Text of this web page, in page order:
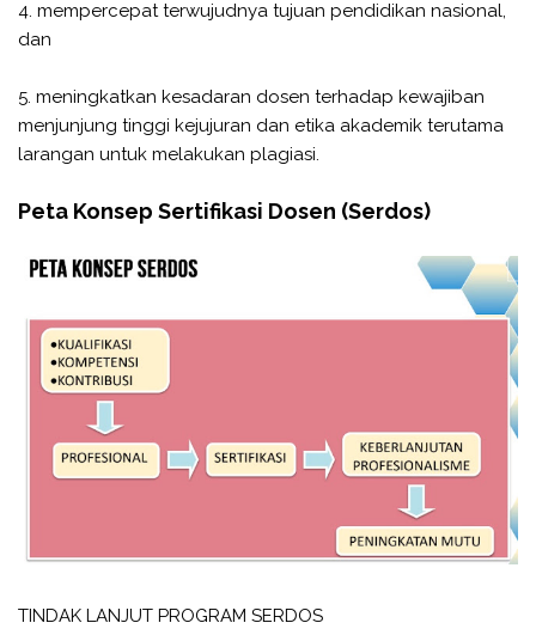
4. mempercepat terwujudnya tujuan pendidikan nasional,
dan
5. meningkatkan kesadaran dosen terhadap kewajiban
menjunjung tinggi kejujuran dan etika akademik terutama
larangan untuk melakukan plagiasi.
Peta Konsep Sertifikasi Dosen (Serdos)
TINDAK LANJUT PROGRAM SERDOS